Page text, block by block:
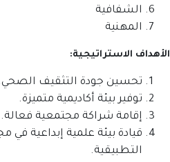
الشفافية
المهنية
الأهداف الاستراتيجية:
تحسين جودة التثقيف الصحي.
توفير بيئة أكاديمية متميزة.
إقامة شراكة مجتمعية فعالة.
قيادة بيئة علمية إبداعية في
التطبيقية.